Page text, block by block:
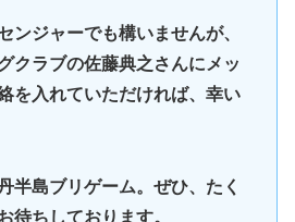
ンジャーでも構いませんが、
クラブの佐藤典之さんにメッ
を入れていただければ、幸い
半島ブリゲーム。ぜひ、たく
待ちしております。